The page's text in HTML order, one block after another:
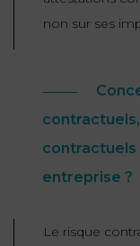
non sur ses
contractuels
entreprise ?
Le risque